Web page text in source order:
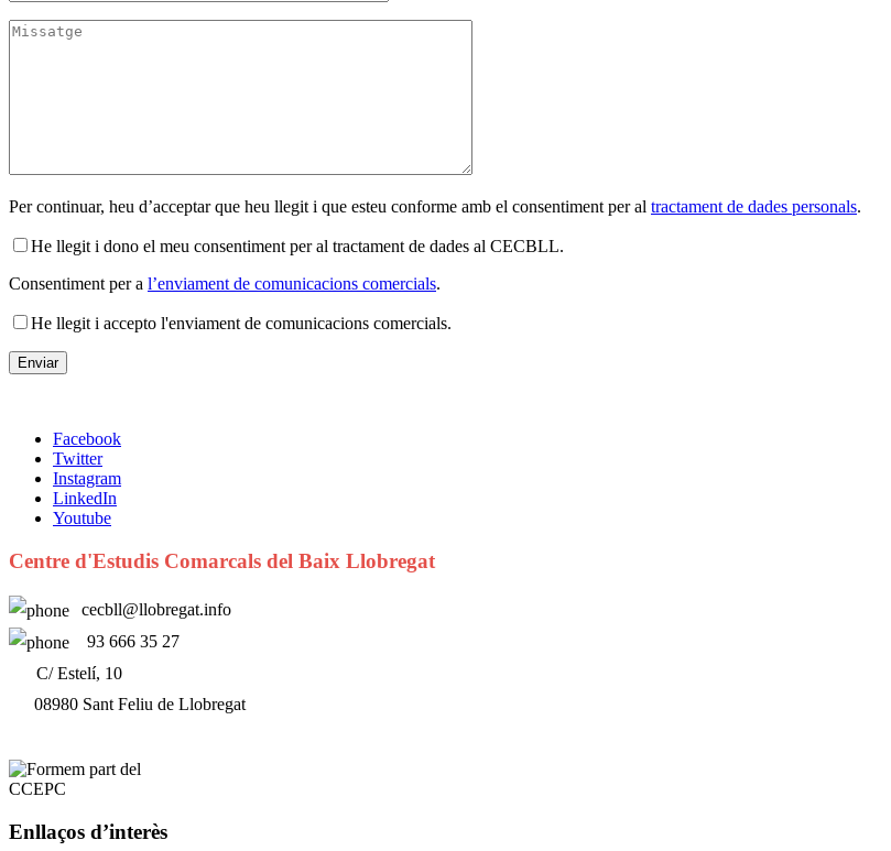
Per continuar, heu d’acceptar que heu llegit i que esteu conforme amb el consentiment per al tractament de dades personals.
He llegit i dono el meu consentiment per al tractament de dades al CECBLL.
Consentiment per a l’enviament de comunicacions comercials.
He llegit i accepto l'enviament de comunicacions comercials.
Facebook
Twitter
Instagram
LinkedIn
Youtube
Centre d'Estudis Comarcals del Baix Llobregat
cecbll@llobregat.info
93 666 35 27
C/ Estelí, 10
08980 Sant Feliu de Llobregat
Enllaços d’interès